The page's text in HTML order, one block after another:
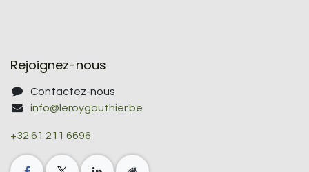
Rejoignez-nous
Contactez-nous
info@leroygauthier.be
+32 61 211 6696